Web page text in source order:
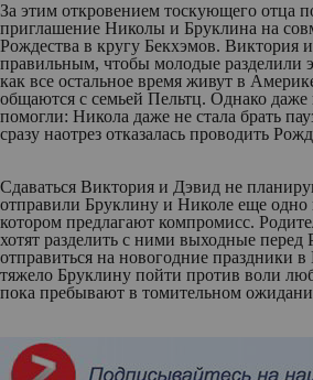
За этим откровением тоскующего отца
приглашение Николы и Бруклина на
Рождества в кругу Бекхэмов. Виктория
правильным, чтобы молодые разделили
как все остальное время живут в
общаются с семьей Пельтц. Однако
помогли: Никола даже не стала брать
сразу наотрез отказалась проводить
Сдаваться Виктория и Дэвид не
отправили Бруклину и Николе еще одно
котором предлагают компромисс.
хотят разделить с ними выходные перед
отправиться на новогодние праздники
тяжело Бруклину пойти против воли
пока пребывают в томительном